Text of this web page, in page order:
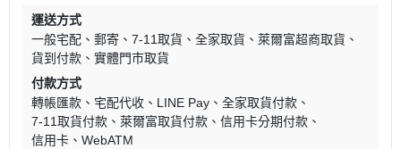
運送方式
一般宅配
郵寄 7-11取貨 全家取貨
萊爾富超商取貨
貨到付款
實體門市取貨
付款方式
轉帳匯款
宅配代收 LINE Pay
全家取貨付款
7-11取貨付款
萊爾富取貨付款
信用卡分期付款
信用卡
WebATM